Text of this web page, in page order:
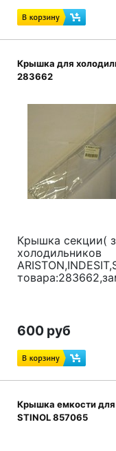
Крышка для
283662
Крышка секции(
холодильников
600 руб
Крышка емкости для
STINOL 857065